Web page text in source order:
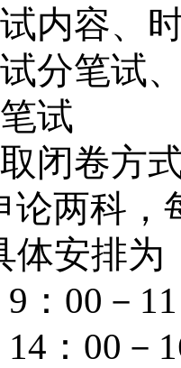
内容、
笔试、
试
闭卷方
论两科，
体安排为
9 ： 00 － 11
14 ： 00 －